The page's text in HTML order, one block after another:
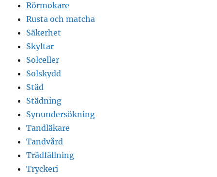
Rörmokare
Rusta och matcha
Säkerhet
Skyltar
Solceller
Solskydd
Städ
Städning
Synundersökning
Tandläkare
Tandvård
Trädfällning
Tryckeri